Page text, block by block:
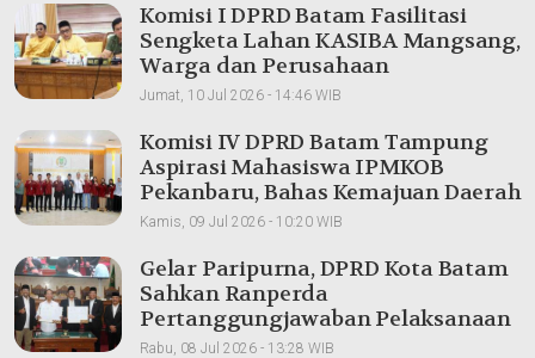
Komisi I DPRD Batam Fasilitasi
Sengketa Lahan KASIBA Mangsang,
Warga dan Perusahaan
Dipertemukan
Jumat, 10 Jul 2026 - 14:46 WIB
Komisi IV DPRD Batam Tampung
Aspirasi Mahasiswa IPMKOB
Pekanbaru, Bahas Kemajuan Daerah
Kamis, 09 Jul 2026 - 10:20 WIB
Gelar Paripurna, DPRD Kota Batam
Sahkan Ranperda
Pertanggungjawaban Pelaksanaan
APBD 2025
Rabu, 08 Jul 2026 - 13:28 WIB